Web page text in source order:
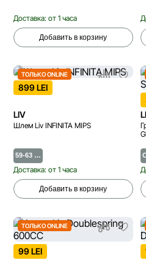
Доставка: от 1 часа
Добавить в корзину
ТОЛЬКО ONLINE
899 LEI
LIV
Шлем Liv INFINITA MIPS
59-63 …
Доставка: от 1 часа
Добавить в корзину
ТОЛЬКО ONLINE
99 LEI